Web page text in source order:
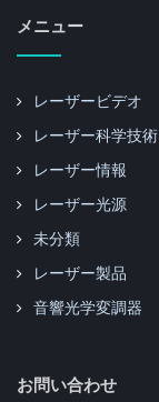
メニュー
レーザービデオ
レーザー科学技術
レーザー情報
レーザー光源
未分類
レーザー製品
音響光学変調器
お問い合わせ